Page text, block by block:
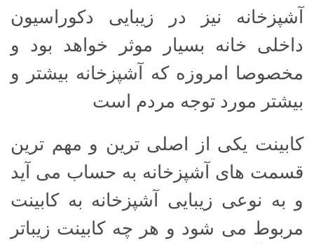
آشپزخانه نیز در زیبایی دکوراسیون
داخلی خانه بسیار موثر خواهد بود و
مخصوصا امروزه که آشپزخانه بیشتر و
بیشتر مورد توجه مردم است
کابینت یکی از اصلی ترین و مهم ترین
قسمت های آشپزخانه به حساب می آید
و به نوعی زیبایی آشپزخانه به کابینت
مربوط می شود و هر چه کابینت زیباتر